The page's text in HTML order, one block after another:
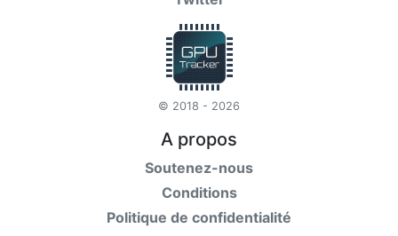
© 2018 - 2026
A propos
Soutenez-nous
Conditions
Politique de confidentialité